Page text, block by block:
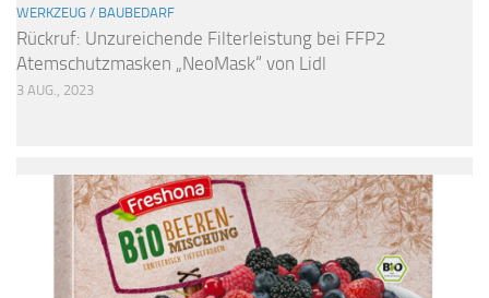
WERKZEUG / BAUBEDARF
Rückruf: Unzureichende Filterleistung bei FFP2
Atemschutzmasken „NeoMask“ von Lidl
3 AUG., 2023